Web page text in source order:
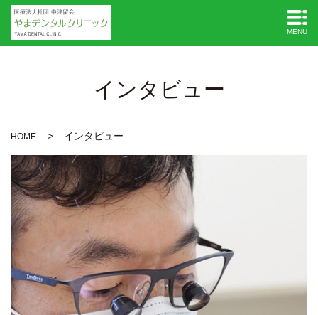
MENU
インタビュー
HOME インタビュー